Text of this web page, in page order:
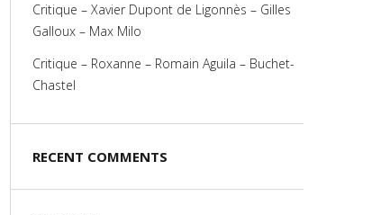
Critique – Xavier Dupont de Ligonnès – Gilles
Galloux – Max Milo
Critique – Roxanne – Romain Aguila – Buchet-
Chastel
RECENT COMMENTS